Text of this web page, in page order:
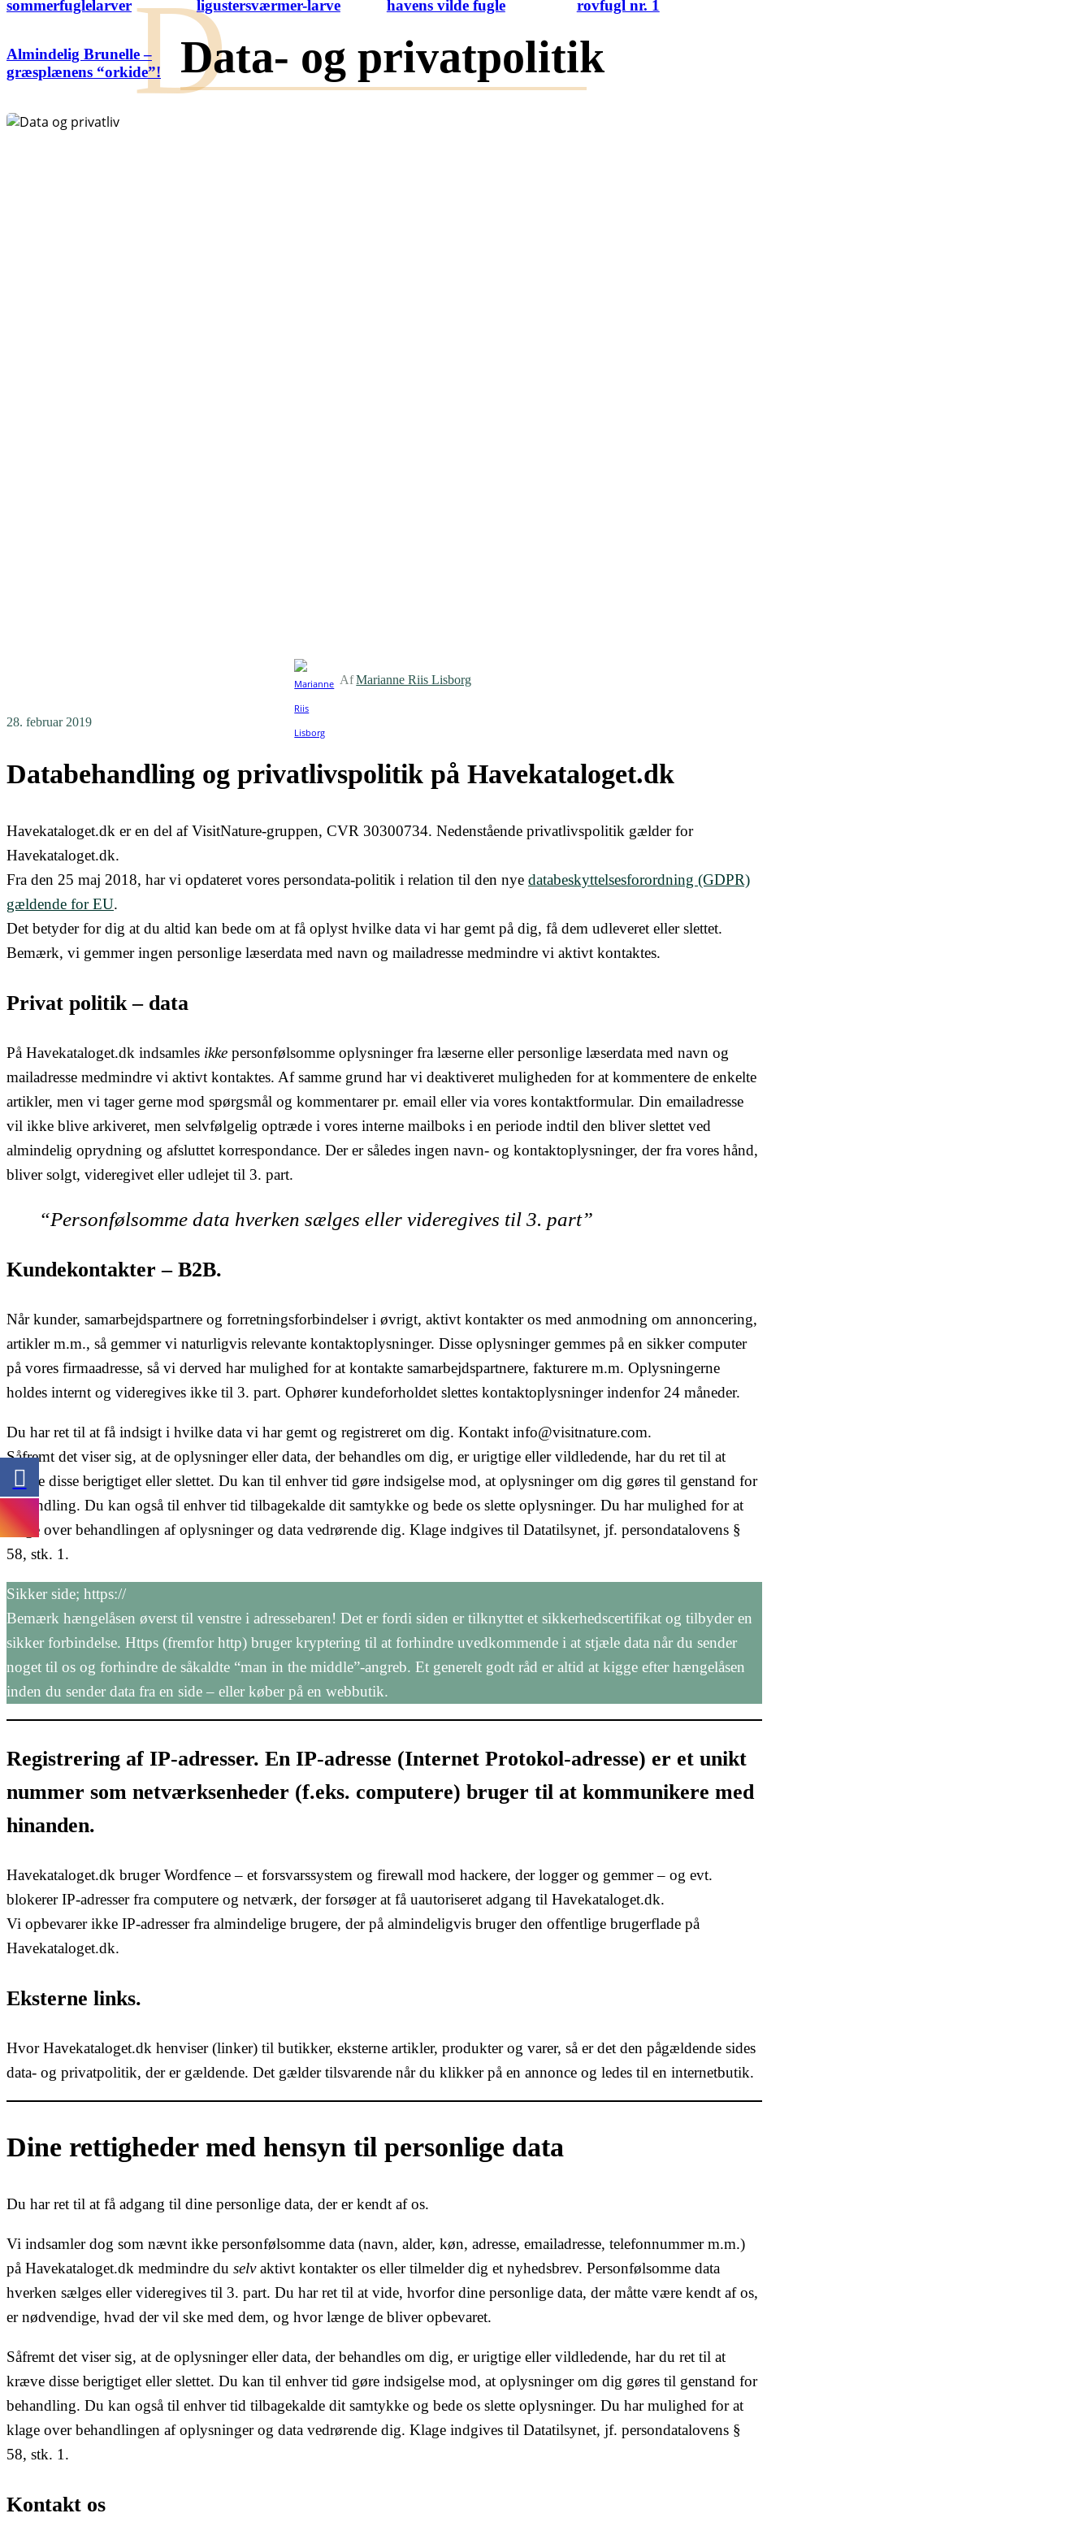
sommerfuglelarver ligustersværmer-larve havens vilde fugle rovfugl nr. 1
Almindelig Brunelle –
græsplænens “orkide”!
Data- og privatpolitik
D
AfMarianne Riis Lisborg
28. februar 2019
Databehandling og privatlivspolitik på Havekataloget.dk
Havekataloget.dk er en del af VisitNature-gruppen, CVR 30300734. Nedenstående privatlivspolitik gælder for
Havekataloget.dk.
Fra den 25 maj 2018, har vi opdateret vores persondata-politik i relation til den nye databeskyttelsesforordning (GDPR)
gældende for EU.
Det betyder for dig at du altid kan bede om at få oplyst hvilke data vi har gemt på dig, få dem udleveret eller slettet.
Bemærk, vi gemmer ingen personlige læserdata med navn og mailadresse medmindre vi aktivt kontaktes.
Privat politik – data
På Havekataloget.dk indsamles ikke personfølsomme oplysninger fra læserne eller personlige læserdata med navn og
mailadresse medmindre vi aktivt kontaktes. Af samme grund har vi deaktiveret muligheden for at kommentere de enkelte
artikler, men vi tager gerne mod spørgsmål og kommentarer pr. email eller via vores kontaktformular. Din emailadresse
vil ikke blive arkiveret, men selvfølgelig optræde i vores interne mailboks i en periode indtil den bliver slettet ved
almindelig oprydning og afsluttet korrespondance. Der er således ingen navn- og kontaktoplysninger, der fra vores hånd,
bliver solgt, videregivet eller udlejet til 3. part.
“Personfølsomme data hverken sælges eller videregives til 3. part”
Kundekontakter – B2B.
Når kunder, samarbejdspartnere og forretningsforbindelser i øvrigt, aktivt kontakter os med anmodning om annoncering,
artikler m.m., så gemmer vi naturligvis relevante kontaktoplysninger. Disse oplysninger gemmes på en sikker computer
på vores firmaadresse, så vi derved har mulighed for at kontakte samarbejdspartnere, fakturere m.m. Oplysningerne
holdes internt og videregives ikke til 3. part. Ophører kundeforholdet slettes kontaktoplysninger indenfor 24 måneder.
Du har ret til at få indsigt i hvilke data vi har gemt og registreret om dig. Kontakt info@visitnature.com.
Såfremt det viser sig, at de oplysninger eller data, der behandles om dig, er urigtige eller vildledende, har du ret til at
kræve disse berigtiget eller slettet. Du kan til enhver tid gøre indsigelse mod, at oplysninger om dig gøres til genstand for
behandling. Du kan også til enhver tid tilbagekalde dit samtykke og bede os slette oplysninger. Du har mulighed for at
klage over behandlingen af oplysninger og data vedrørende dig. Klage indgives til Datatilsynet, jf. persondatalovens §
58, stk. 1.
Sikker side; https://
Bemærk hængelåsen øverst til venstre i adressebaren! Det er fordi siden er tilknyttet et sikkerhedscertifikat og tilbyder en
sikker forbindelse. Https (fremfor http) bruger kryptering til at forhindre uvedkommende i at stjæle data når du sender
noget til os og forhindre de såkaldte “man in the middle”-angreb. Et generelt godt råd er altid at kigge efter hængelåsen
inden du sender data fra en side – eller køber på en webbutik.
Registrering af IP-adresser. En IP-adresse (Internet Protokol-adresse) er et unikt
nummer som netværksenheder (f.eks. computere) bruger til at kommunikere med
hinanden.
Havekataloget.dk bruger Wordfence – et forsvarssystem og firewall mod hackere, der logger og gemmer – og evt.
blokerer IP-adresser fra computere og netværk, der forsøger at få uautoriseret adgang til Havekataloget.dk.
Vi opbevarer ikke IP-adresser fra almindelige brugere, der på almindeligvis bruger den offentlige brugerflade på
Havekataloget.dk.
Eksterne links.
Hvor Havekataloget.dk henviser (linker) til butikker, eksterne artikler, produkter og varer, så er det den pågældende sides
data- og privatpolitik, der er gældende. Det gælder tilsvarende når du klikker på en annonce og ledes til en internetbutik.
Dine rettigheder med hensyn til personlige data
Du har ret til at få adgang til dine personlige data, der er kendt af os.
Vi indsamler dog som nævnt ikke personfølsomme data (navn, alder, køn, adresse, emailadresse, telefonnummer m.m.)
på Havekataloget.dk medmindre du selvaktivt kontakter os eller tilmelder dig et nyhedsbrev. Personfølsomme data
hverken sælges eller videregives til 3. part. Du har ret til at vide, hvorfor dine personlige data, der måtte være kendt af os,
er nødvendige, hvad der vil ske med dem, og hvor længe de bliver opbevaret.
Såfremt det viser sig, at de oplysninger eller data, der behandles om dig, er urigtige eller vildledende, har du ret til at
kræve disse berigtiget eller slettet. Du kan til enhver tid gøre indsigelse mod, at oplysninger om dig gøres til genstand for
behandling. Du kan også til enhver tid tilbagekalde dit samtykke og bede os slette oplysninger. Du har mulighed for at
klage over behandlingen af oplysninger og data vedrørende dig. Klage indgives til Datatilsynet, jf. persondatalovens §
58, stk. 1.
Kontakt os